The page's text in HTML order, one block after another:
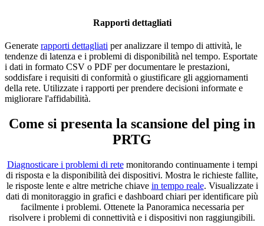
Rapporti dettagliati
Generate rapporti dettagliati per analizzare il tempo di attività, le
tendenze di latenza e i problemi di disponibilità nel tempo. Esportate
i dati in formato CSV o PDF per documentare le prestazioni,
soddisfare i requisiti di conformità o giustificare gli aggiornamenti
della rete. Utilizzate i rapporti per prendere decisioni informate e
migliorare l'affidabilità.
Come si presenta la scansione del ping in
PRTG
Diagnosticare i problemi di retemonitorando continuamente i tempi
di risposta e la disponibilità dei dispositivi. Mostra le richieste fallite,
le risposte lente e altre metriche chiave in tempo reale. Visualizzate i
dati di monitoraggio in grafici e dashboard chiari per identificare più
facilmente i problemi. Ottenete la Panoramica necessaria per
risolvere i problemi di connettività e i dispositivi non raggiungibili.